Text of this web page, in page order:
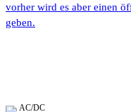
vorher wird es aber einen
geben.
AC/DC